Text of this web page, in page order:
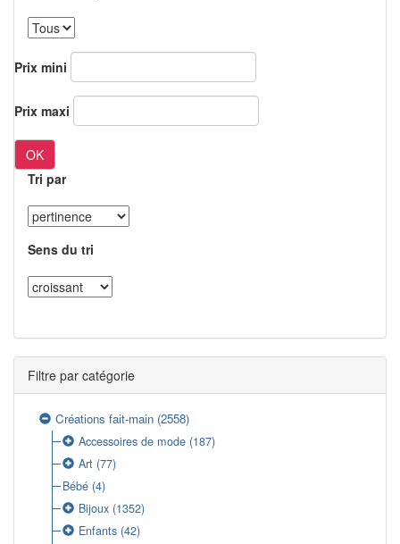
Prix mini
Prix maxi
OK
Tri par
Sens du tri
Filtre par catégorie
Créations fait-main (2558)
Accessoires de mode (187)
Art (77)
Bébé (4)
Bijoux (1352)
Enfants (42)